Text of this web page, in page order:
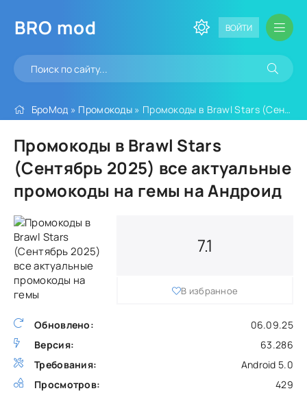
BRO mod ВОЙТИ
БроМод » Промокоды » Промокоды в Brawl Stars (Сентябрь 2025) все актуальные промокоды на гемы
Промокоды в Brawl Stars
(Сентябрь 2025) все актуальные
промокоды на гемы на Андроид
Обновлено:
06.09.25
Версия:
63.286
Требования:
Android 5.0
Просмотров:
429
7.1
В избранное